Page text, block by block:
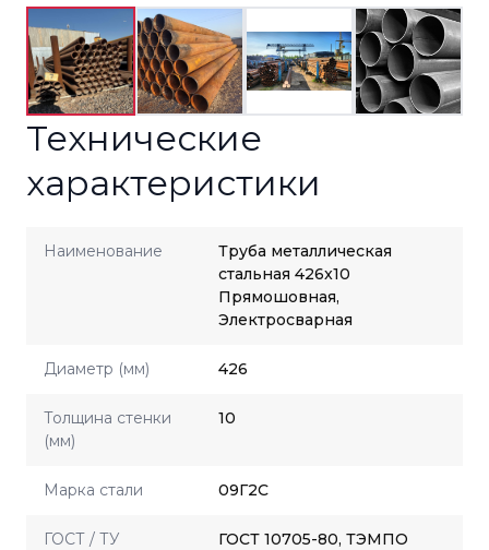
Технические
характеристики
Наименование
Труба металлическая
стальная 426x10
Прямошовная,
Электросварная
Диаметр (мм) 426
Толщина стенки
(мм)
10
Марка стали 09Г2С
ГОСТ / ТУ ГОСТ 10705-80, ТЭМПО